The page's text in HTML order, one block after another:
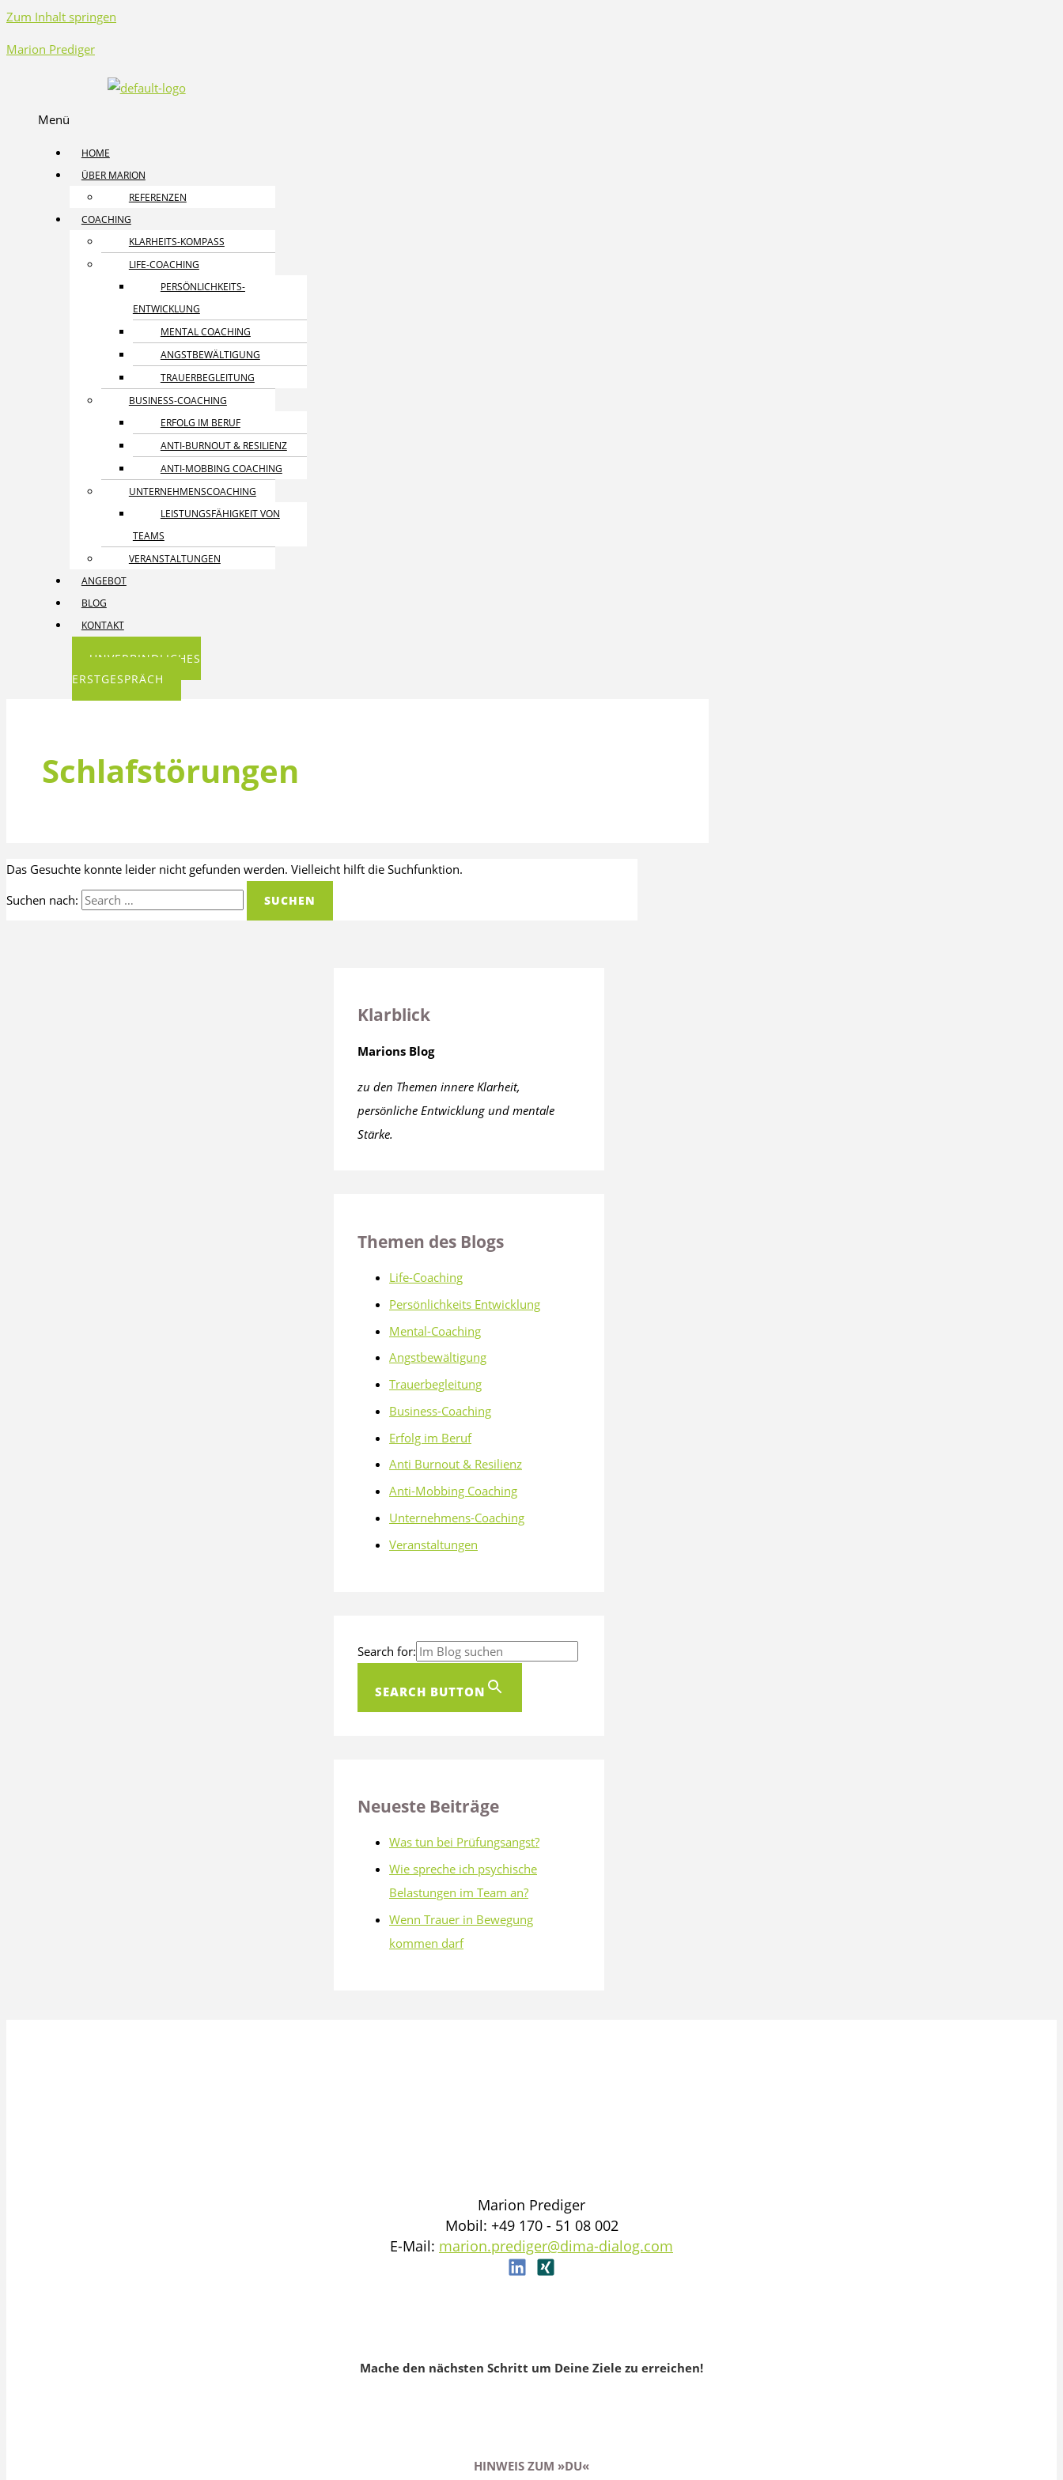
Zum Inhalt springen
Marion Prediger
Menü
HOME
ÜBER MARION
REFERENZEN
COACHING
KLARHEITS-KOMPASS
LIFE-COACHING
PERSÖNLICHKEITS­
ENTWICKLUNG
MENTAL COACHING
ANGST­BEWÄLTIGUNG
TRAUER­BEGLEITUNG
BUSINESS-COACHING
ERFOLG IM BERUF
ANTI-BURNOUT & RESILIENZ
ANTI-MOBBING COACHING
UNTERNEHMENS­COACHING
LEISTUNGSFÄHIGKEIT VON
TEAMS
VERANSTALTUNGEN
ANGEBOT
BLOG
KONTAKT
UNVERBINDLICHES
ERSTGESPRÄCH
Schlafstörungen
Das Gesuchte konnte leider nicht gefunden werden. Vielleicht hilft die Suchfunktion.
Suchen nach:
Klarblick
Marions Blog
zu den Themen innere Klarheit,
persönliche Entwicklung und mentale
Stärke.
Themen des Blogs
Life-Coaching
Persönlichkeits Entwicklung
Mental-Coaching
Angstbewältigung
Trauerbegleitung
Business-Coaching
Erfolg im Beruf
Anti Burnout & Resilienz
Anti-Mobbing Coaching
Unternehmens-Coaching
Veranstaltungen
Search for:
SEARCH BUTTON
Neueste Beiträge
Was tun bei Prüfungsangst?
Wie spreche ich psychische
Belastungen im Team an?
Wenn Trauer in Bewegung
kommen darf
Marion Prediger
Mobil: +49 170 - 51 08 002
E-Mail: marion.prediger@dima-dialog.com
Mache den nächsten Schritt um Deine Ziele zu erreichen!
HINWEIS ZUM »DU«